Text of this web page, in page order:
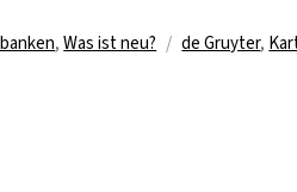
,Was ist neu? Schlagwörter
de Gruyter,